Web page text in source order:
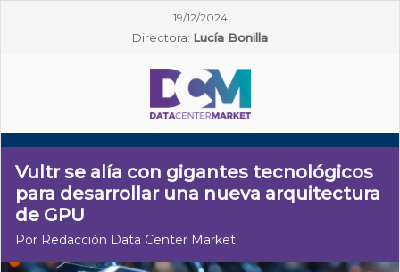
19/12/2024
Directora: Lucía Bonilla
Vultr se alía con gigantes tecnológicos
para desarrollar una nueva arquitectura
de GPU
Por Redacción Data Center Market